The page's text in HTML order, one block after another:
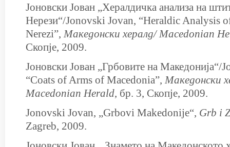
Јоновски Јован „Хералдичка анализа на
Нерези“/Jonovski Jovan, “Heraldic Analysis
Nerezi”, Македонски хералд/Macedonian
Скопје, 2009.
Јоновски Јован „Грбовите на Македонија“/
“Coats of Arms of Macedonia”, Македонски
Macedonian Herald, бр. 3, Скопје, 2009.
Jonovski Jovan, „Grbovi Makedonije“, Grb i
Zagreb, 2009.